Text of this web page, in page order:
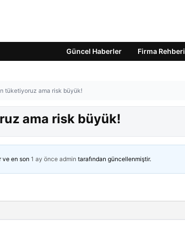
Güncel Haberler Firma Rehberi
tüketiyoruz ama risk büyük!
ama risk büyük!
ve en son 1 ay önce admin tarafından güncellenmiştir.